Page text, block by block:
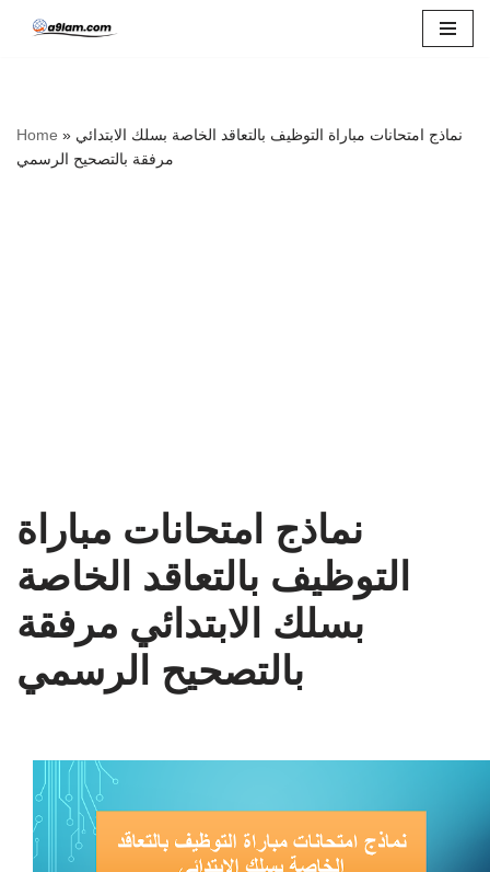
Home » نماذج امتحانات مباراة التوظيف بالتعاقد الخاصة بسلك الابتدائي
مرفقة بالتصحيح الرسمي
نماذج امتحانات مباراة
التوظيف بالتعاقد الخاصة
بسلك الابتدائي مرفقة
بالتصحيح الرسمي